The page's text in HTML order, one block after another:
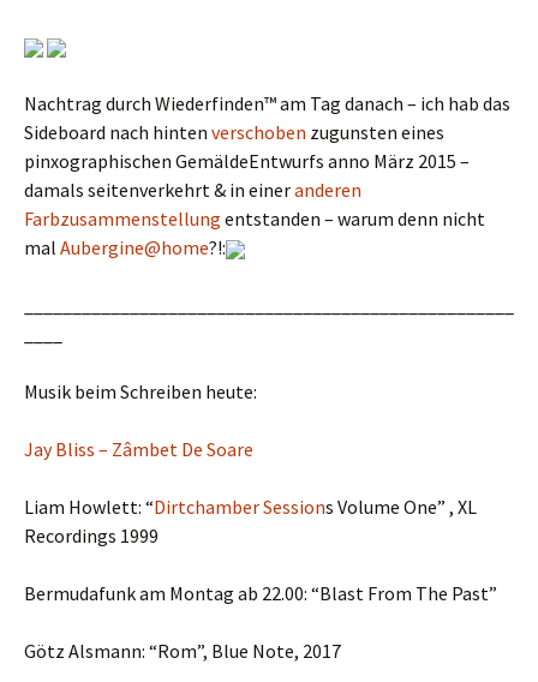
Nachtrag durch Wiederfinden™ am Tag danach – ich hab das
Sideboard nach hinten verschoben zugunsten eines
pinxographischen GemäldeEntwurfs anno März 2015 –
damals seitenverkehrt & in eineranderen
Farbzusammenstellung entstanden – warum denn nicht
mal Aubergine@home?!:
Musik beim Schreiben heute:
Jay Bliss – Zâmbet De Soare
Liam Howlett: “Dirtchamber Sessions Volume One” , XL
Recordings 1999
Bermudafunk am Montag ab 22.00: “Blast From The Past”
Götz Alsmann: “Rom”, Blue Note, 2017